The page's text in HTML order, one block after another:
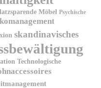
Möbel Psychische
skandinavisches
Technologische